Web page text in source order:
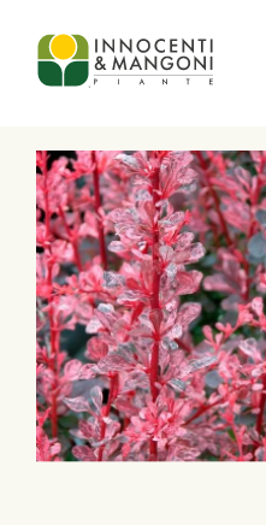
Skip to main content